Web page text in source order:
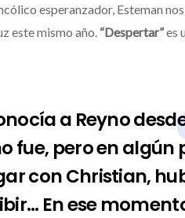
esperanzador, Esteman
este mismo año. “Despertar”es
a Reyno
fue, pero en algún
con Christian,
En ese
gran
que